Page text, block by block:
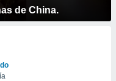
de China.